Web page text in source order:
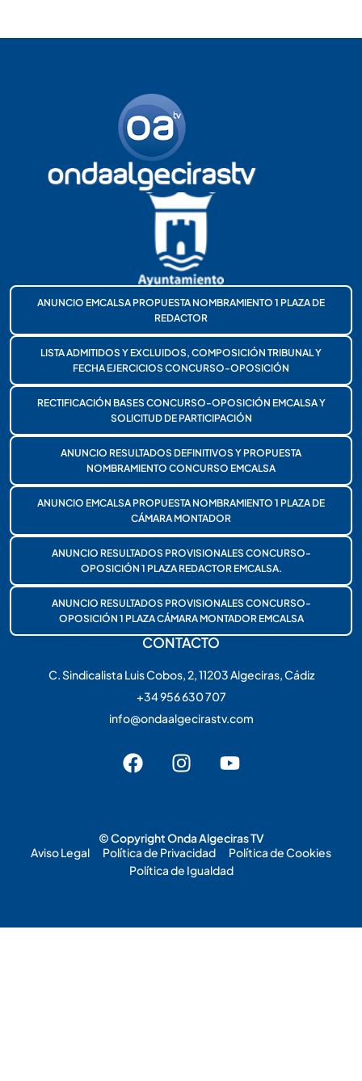
ANUNCIO EMCALSA PROPUESTA NOMBRAMIENTO 1 PLAZA DE
REDACTOR
LISTA ADMITIDOS Y EXCLUIDOS, COMPOSICIÓN TRIBUNAL Y
FECHA EJERCICIOS CONCURSO-OPOSICIÓN
RECTIFICACIÓN BASES CONCURSO-OPOSICIÓN EMCALSA Y
SOLICITUD DE PARTICIPACIÓN
ANUNCIO RESULTADOS DEFINITIVOS Y PROPUESTA
NOMBRAMIENTO CONCURSO EMCALSA
ANUNCIO EMCALSA PROPUESTA NOMBRAMIENTO 1 PLAZA DE
CÁMARA MONTADOR
ANUNCIO RESULTADOS PROVISIONALES CONCURSO-
OPOSICIÓN 1 PLAZA REDACTOR EMCALSA.
ANUNCIO RESULTADOS PROVISIONALES CONCURSO-
OPOSICIÓN 1 PLAZA CÁMARA MONTADOR EMCALSA
CONTACTO
C. Sindicalista Luis Cobos, 2, 11203 Algeciras, Cádiz
+34 956 630 707
info@ondaalgecirastv.com
© Copyright Onda Algeciras TV
Aviso Legal
Política de Privacidad
Política de Cookies
Política de Igualdad